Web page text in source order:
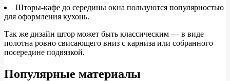
Шторы-кафе до середины окна пользуются популярностью
для оформления кухонь.
Так же дизайн штор может быть классическим — в виде
полотна ровно свисающего вниз с карниза или собранного
посередине подвязкой.
Популярные материалы